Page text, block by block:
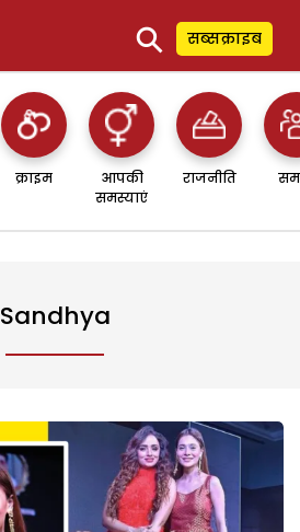
⚲ सब्सक्राइब
क्राइम
आपकी
समस्याएं
राजनीति
Sandhya